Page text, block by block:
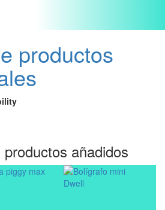
productos
productos añadidos